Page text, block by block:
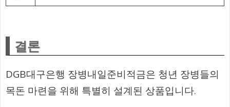
결론
DGB대구은행 장병내일준비적금은 청년 장병들의
목돈 마련을 위해 특별히 설계된 상품입니다.